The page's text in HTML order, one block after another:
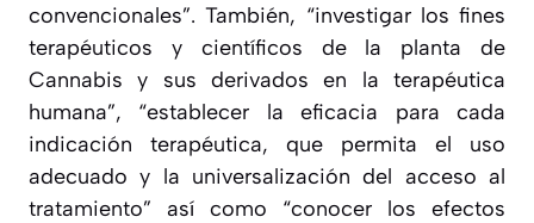
convencionales”. También, “investigar los fines
terapéuticos y científicos de la planta de
Cannabis y sus derivados en la terapéutica
humana”, “establecer la eficacia para cada
indicación terapéutica, que permita el uso
adecuado y la universalización del acceso al
tratamiento” así como “conocer los efectos